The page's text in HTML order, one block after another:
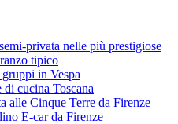
privata nelle più prestigiose
tipico
in Vespa
cucina Toscana
alle Cinque Terre da Firenze
E-car da Firenze